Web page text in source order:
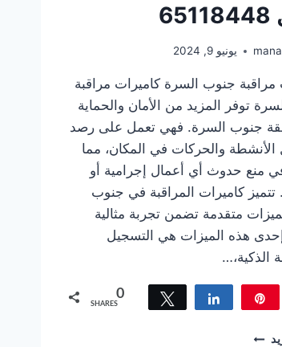
يونيو 9, 2024
مراقبة جنوب السرة كاميرات مراقبة
توفر المزيد من الأمان والحماية
جنوب السرة. فهي تعمل على رصد
والحركات في المكان، مما
منع حدوث أي أعمال إجرامية أو
كاميرات المراقبة في جنوب
متقدمة تضمن تجربة مثالية
إحدى هذه الميزات هي التسجيل
الذكية،…
0
SHARES
Tweet Share
كاميرات